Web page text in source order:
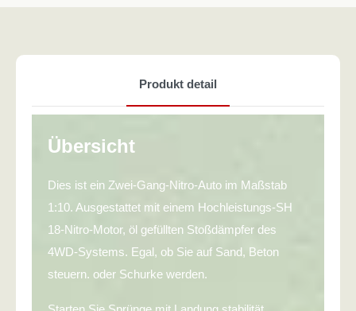
Produkt detail
Übersicht
Dies ist ein Zwei-Gang-Nitro-Auto im Maßstab
1:10. Ausgestattet mit einem Hochleistungs-SH
18-Nitro-Motor, öl gefüllten Stoßdämpfer des
4WD-Systems. Egal, ob Sie auf Sand, Beton
steuern. oder Schurke werden.